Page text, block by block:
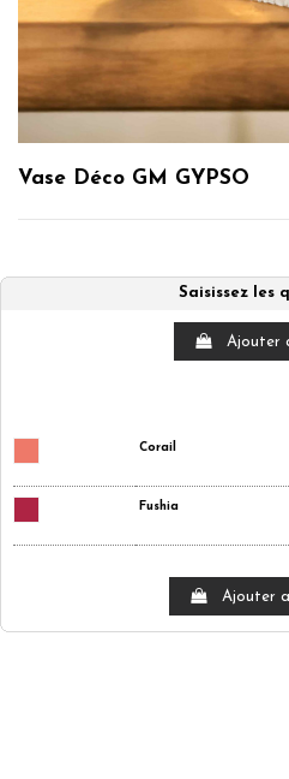
Vase Déco GM GYPSO
Saisissez les
Ajouter
Corail
Fushia
Ajouter